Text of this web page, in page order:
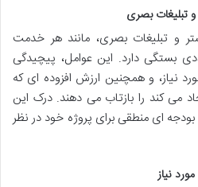
تبلیغات بصری
و تبلیغات بصری، مانند هر خدمت
بستگی دارد. این عوامل، پیچیدگی
نیاز، و همچنین ارزش افزوده ای که
می کند را بازتاب می دهند. درک این
ای منطقی برای پروژه خود در نظر